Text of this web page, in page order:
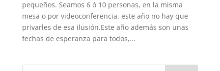
pequeños. Seamos 6 ó 10 personas, en la misma
mesa o por videoconferencia, este año no hay que
privarles de esa ilusión.Este año además son unas
fechas de esperanza para todos,...